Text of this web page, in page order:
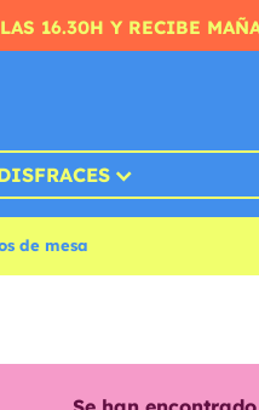
16.30H Y RECIBE
de mesa